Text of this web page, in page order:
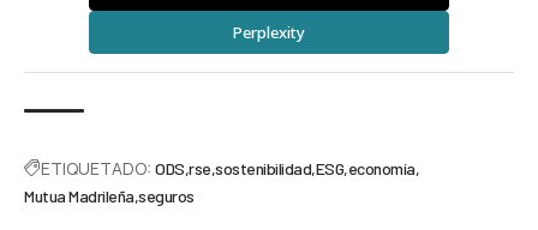
Perplexity
ETIQUETADO: ODS rse sostenibilidad ESG economía
Mutua Madrileña seguros